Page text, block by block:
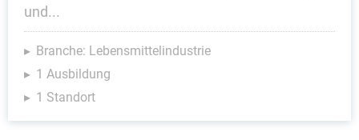
und...
Branche: Lebensmittelindustrie
1 Ausbildung
1 Standort